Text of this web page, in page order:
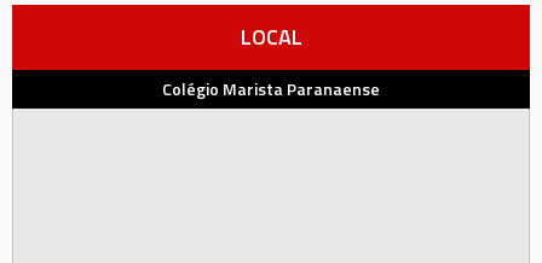
LOCAL
Colégio Marista Paranaense